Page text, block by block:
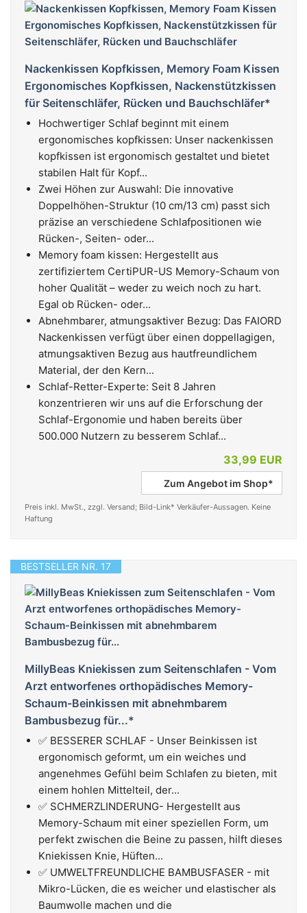
Nackenkissen Kopfkissen, Memory Foam Kissen
Ergonomisches Kopfkissen, Nackenstützkissen
für Seitenschläfer, Rücken und Bauchschläfer*
Hochwertiger Schlaf beginnt mit einem
ergonomisches kopfkissen: Unser nackenkissen
kopfkissen ist ergonomisch gestaltet und bietet
stabilen Halt für Kopf...
Zwei Höhen zur Auswahl: Die innovative
Doppelhöhen-Struktur (10 cm/13 cm) passt sich
präzise an verschiedene Schlafpositionen wie
Rücken-, Seiten- oder...
Memory foam kissen: Hergestellt aus
zertifiziertem CertiPUR-US Memory-Schaum von
hoher Qualität – weder zu weich noch zu hart.
Egal ob Rücken- oder...
Abnehmbarer, atmungsaktiver Bezug: Das FAIORD
Nackenkissen verfügt über einen doppellagigen,
atmungsaktiven Bezug aus hautfreundlichem
Material, der den Kern...
Schlaf-Retter-Experte: Seit 8 Jahren
konzentrieren wir uns auf die Erforschung der
Schlaf-Ergonomie und haben bereits über
500.000 Nutzern zu besserem Schlaf...
33,99 EUR
Zum Angebot im Shop*
Preis inkl. MwSt., zzgl. Versand; Bild-Link* Verkäufer-Aussagen. Keine
Haftung
BESTSELLER NR. 17
MillyBeas Kniekissen zum Seitenschlafen - Vom
Arzt entworfenes orthopädisches Memory-
Schaum-Beinkissen mit abnehmbarem
Bambusbezug für...*
✅ BESSERER SCHLAF - Unser Beinkissen ist
ergonomisch geformt, um ein weiches und
angenehmes Gefühl beim Schlafen zu bieten, mit
einem hohlen Mittelteil, der...
✅ SCHMERZLINDERUNG- Hergestellt aus
Memory-Schaum mit einer speziellen Form, um
perfekt zwischen die Beine zu passen, hilft dieses
Kniekissen Knie, Hüften...
✅ UMWELTFREUNDLICHE BAMBUSFASER - mit
Mikro-Lücken, die es weicher und elastischer als
Baumwolle machen und die